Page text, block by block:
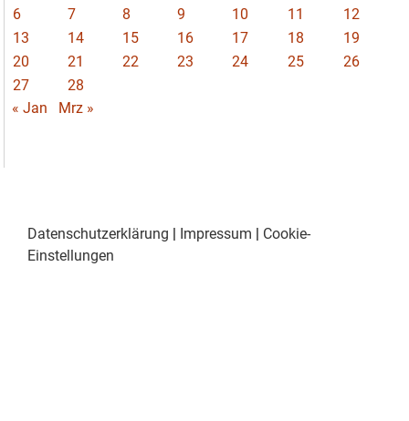
6
7 8 9 10 11
12
13
14 15 16 17 18
19
20
21 22 23 24 25
26
27
28
« Jan
Mrz »
Datenschutzerklärung | Impressum | Cookie-
Einstellungen